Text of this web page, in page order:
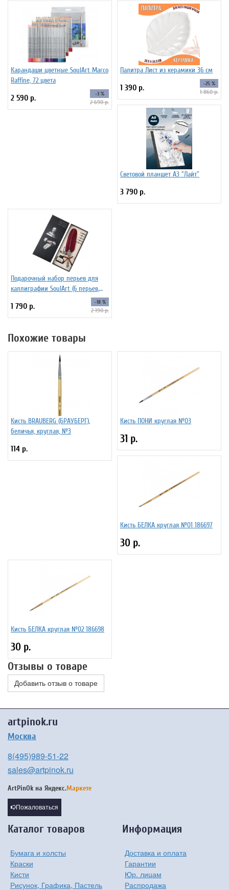
Карандаши цветные SoulArt Marco
Raffine, 72 цвета
2 590 р. -3 %
2 690 р.
Палитра Лист из керамики 36 см
1 390 р. -25 %
1 860 р.
Световой планшет А3 "Лайт"
3 790 р.
Подарочный набор перьев для
каллиграфии SoulArt (6 перьев,
1 790 р. -18 %
2 190 р.
Похожие товары
Кисть BRAUBERG (БРАУБЕРГ),
беличья, круглая, №3
114 р.
Кисть ПОНИ круглая №03
31 р.
Кисть БЕЛКА круглая №01 186697
30 р.
Кисть БЕЛКА круглая №02 186698
30 р.
Отзывы о товаре
Добавить отзыв о товаре
artpinok.ru
Москва
8(495)989-51-22
sales@artpinok.ru
ArtPinOk на Яндекс.Маркете
Пожаловаться
Каталог товаров
Бумага и холсты
Краски
Кисти
Рисунок, Графика, Пастель
Информация
Доставка и оплата
Гарантии
Юр. лицам
Распродажа